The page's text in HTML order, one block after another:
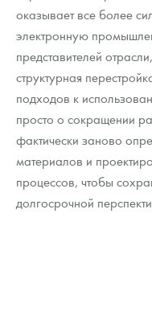
Русская нумизматика
Золотая карманная галерея
Наборы подарочных и
Книги по нумизматике
оказывает все более
электронную
представителей
структурная
подходов к
просто о сокращении
фактически заново
материалов и
процессов, чтобы
долгосрочной